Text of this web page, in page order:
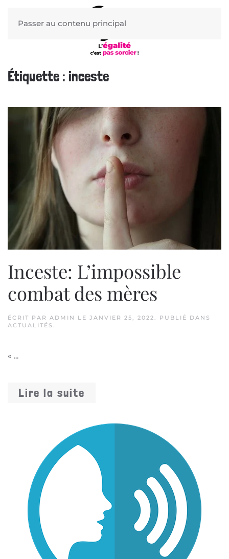
Passer au contenu principal
Étiquette : inceste
Inceste: L’impossible
combat des mères
ÉCRIT PAR ADMIN LE JANVIER 25, 2022
. PUBLIÉ DANS
ACTUALITÉS
« ...
Lire la suite